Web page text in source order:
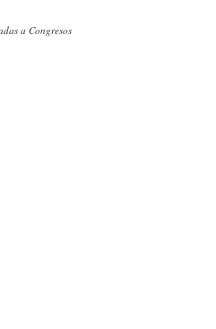
a Congresos